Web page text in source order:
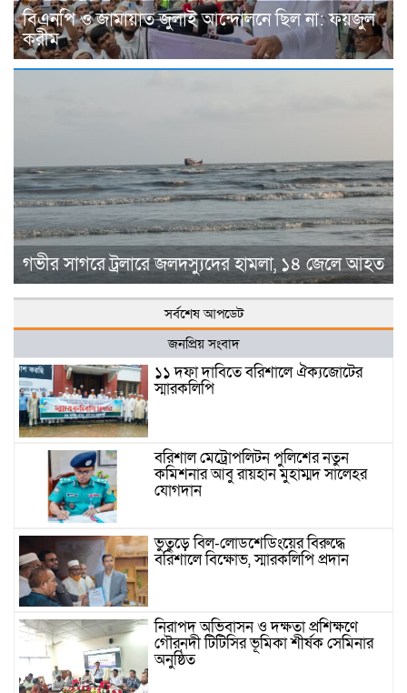
বিএনপি ও জামায়াত জুলাই আন্দোলনে ছিল না: ফয়জুল
করীম
গভীর সাগরে ট্রলারে জলদস্যুদের হামলা, ১৪ জেলে আহত
সর্বশেষ আপডেট
জনপ্রিয় সংবাদ
১১ দফা দাবিতে বরিশালে ঐক্যজোটের
স্মারকলিপি
বরিশাল মেট্রোপলিটন পুলিশের নতুন
কমিশনার আবু রায়হান মুহাম্মদ সালেহর
যোগদান
ভুতুড়ে বিল-লোডশেডিংয়ের বিরুদ্ধে
বরিশালে বিক্ষোভ, স্মারকলিপি প্রদান
নিরাপদ অভিবাসন ও দক্ষতা প্রশিক্ষণে
গৌরনদী টিটিসির ভূমিকা শীর্ষক সেমিনার
অনুষ্ঠিত